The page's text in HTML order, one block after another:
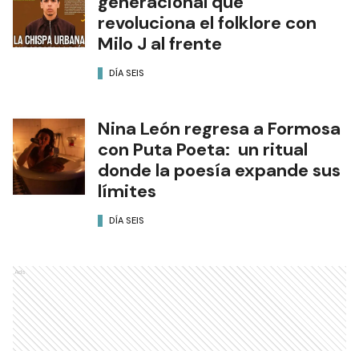
revoluciona el folklore con
Milo J al frente
DÍA SEIS
Nina León regresa a Formosa
con Puta Poeta: un ritual
donde la poesía expande sus
límites
DÍA SEIS
Ads